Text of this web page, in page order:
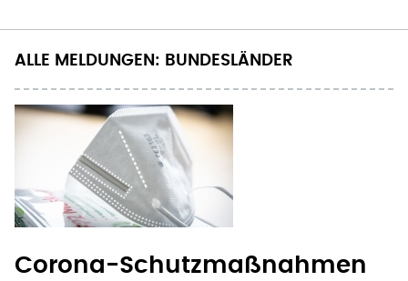
für Gottesdienste werden